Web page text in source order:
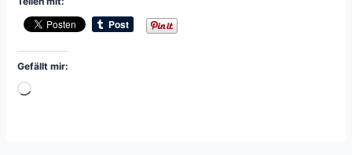
Gefällt mir:
Wird